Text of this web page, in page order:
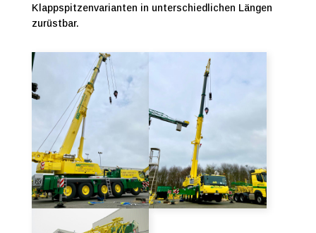
Klappspitzenvarianten in unterschiedlichen Längen
zurüstbar.